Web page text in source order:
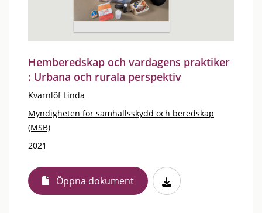
Hemberedskap och vardagens praktiker
: Urbana och rurala perspektiv
Kvarnlöf Linda
Myndigheten för samhällsskydd och beredskap
(MSB)
2021
Öppna dokument